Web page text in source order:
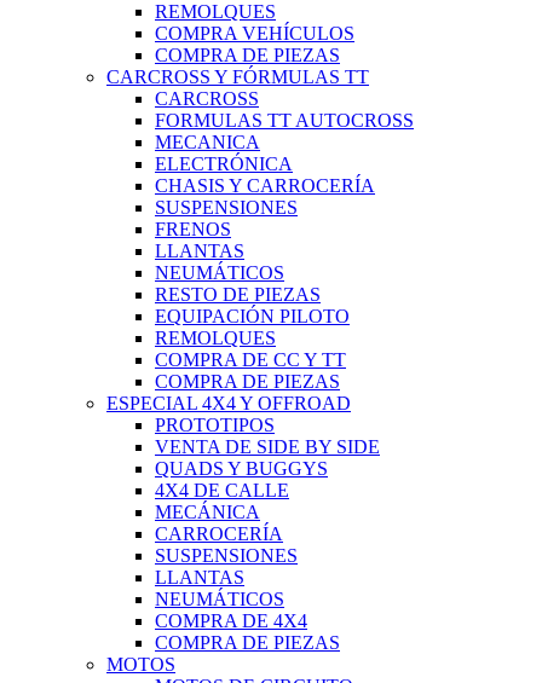
REMOLQUES
COMPRA VEHÍCULOS
COMPRA DE PIEZAS
CARCROSS Y FÓRMULAS TT
CARCROSS
FORMULAS TT AUTOCROSS
MECANICA
ELECTRÓNICA
CHASIS Y CARROCERÍA
SUSPENSIONES
FRENOS
LLANTAS
NEUMÁTICOS
RESTO DE PIEZAS
EQUIPACIÓN PILOTO
REMOLQUES
COMPRA DE CC Y TT
COMPRA DE PIEZAS
ESPECIAL 4X4 Y OFFROAD
PROTOTIPOS
VENTA DE SIDE BY SIDE
QUADS Y BUGGYS
4X4 DE CALLE
MECÁNICA
CARROCERÍA
SUSPENSIONES
LLANTAS
NEUMÁTICOS
COMPRA DE 4X4
COMPRA DE PIEZAS
MOTOS